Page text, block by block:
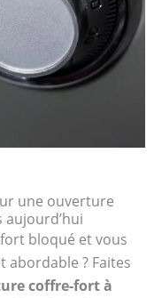
une ouverture
bloqué et vous
abordable ? Faites
coffre-fort à